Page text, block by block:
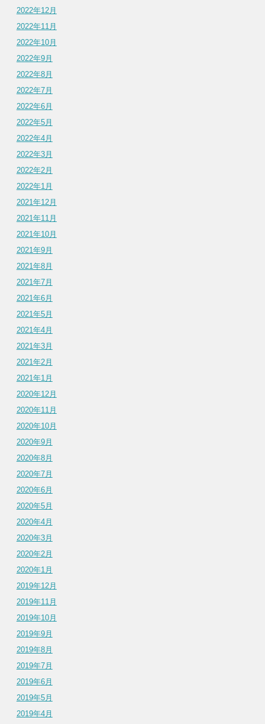
2022年12月
2022年11月
2022年10月
2022年9月
2022年8月
2022年7月
2022年6月
2022年5月
2022年4月
2022年3月
2022年2月
2022年1月
2021年12月
2021年11月
2021年10月
2021年9月
2021年8月
2021年7月
2021年6月
2021年5月
2021年4月
2021年3月
2021年2月
2021年1月
2020年12月
2020年11月
2020年10月
2020年9月
2020年8月
2020年7月
2020年6月
2020年5月
2020年4月
2020年3月
2020年2月
2020年1月
2019年12月
2019年11月
2019年10月
2019年9月
2019年8月
2019年7月
2019年6月
2019年5月
2019年4月